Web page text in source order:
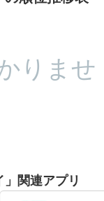
りませ
関連アプリ